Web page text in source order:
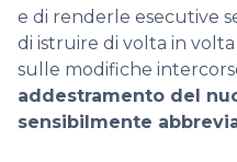
e di renderle esecutive
di istruire di volta in
sulle modifiche
addestramento del
sensibilmente